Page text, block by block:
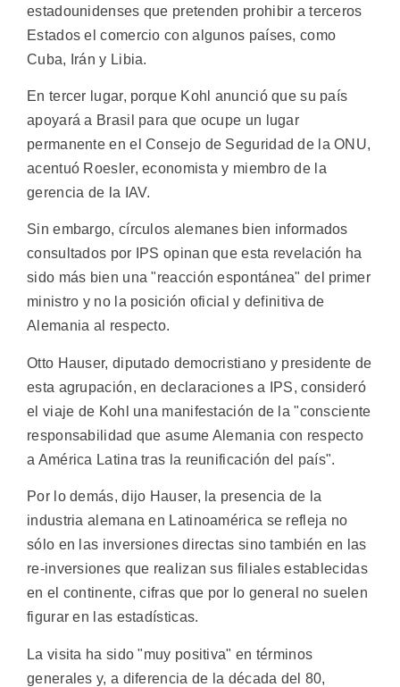
estadounidenses que pretenden prohibir a terceros
Estados el comercio con algunos países, como
Cuba, Irán y Libia.
En tercer lugar, porque Kohl anunció que su país
apoyará a Brasil para que ocupe un lugar
permanente en el Consejo de Seguridad de la ONU,
acentuó Roesler, economista y miembro de la
gerencia de la IAV.
Sin embargo, círculos alemanes bien informados
consultados por IPS opinan que esta revelación ha
sido más bien una "reacción espontánea" del primer
ministro y no la posición oficial y definitiva de
Alemania al respecto.
Otto Hauser, diputado democristiano y presidente de
esta agrupación, en declaraciones a IPS, consideró
el viaje de Kohl una manifestación de la "consciente
responsabilidad que asume Alemania con respecto
a América Latina tras la reunificación del país".
Por lo demás, dijo Hauser, la presencia de la
industria alemana en Latinoamérica se refleja no
sólo en las inversiones directas sino también en las
re-inversiones que realizan sus filiales establecidas
en el continente, cifras que por lo general no suelen
figurar en las estadísticas.
La visita ha sido "muy positiva" en términos
generales y, a diferencia de la década del 80,